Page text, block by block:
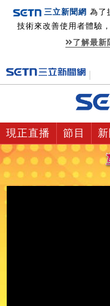
三立新聞網 為了
技術來改善使用者體驗
了解最新
現正直播 節目